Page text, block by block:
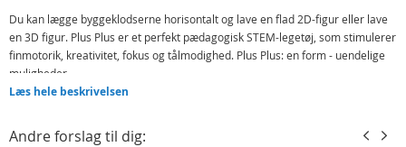
Du kan lægge byggeklodserne horisontalt og lave en flad 2D-figur eller lave
en 3D figur. Plus Plus er et perfekt pædagogisk STEM-legetøj, som stimulerer
finmotorik, kreativitet, fokus og tålmodighed. Plus Plus: en form - uendelige
muligheder.
Designet og produceret i Danmark
Læs hele beskrivelsen
Andre forslag til dig: